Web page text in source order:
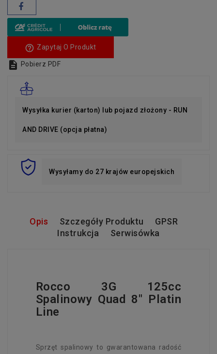
help_outline Zapytaj O Produkt
 Pobierz PDF
Wysyłka kurier (karton) lub pojazd złożony - RUN
AND DRIVE (opcja płatna)
Wysyłamy do 27 krajów europejskich
Opis Szczegóły Produktu
GPSR
Instrukcja
Serwisówka
Rocco 3G 125cc
Spalinowy Quad 8" Platin
Line
Sprzęt spalinowy to gwarantowana radość